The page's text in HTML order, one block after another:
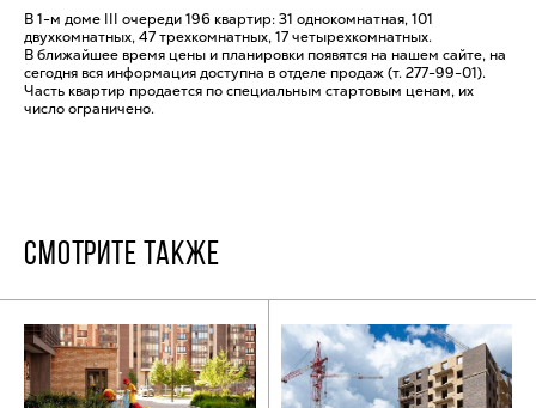
В 1-м доме III очереди 196 квартир: 31 однокомнатная, 101
двухкомнатных, 47 трехкомнатных, 17 четырехкомнатных.
В ближайшее время цены и планировки появятся на нашем сайте, на
сегодня вся информация доступна в отделе продаж (т. 277-99-01).
Часть квартир продается по специальным стартовым ценам, их
число ограничено.
СМОТРИТЕ ТАКЖЕ